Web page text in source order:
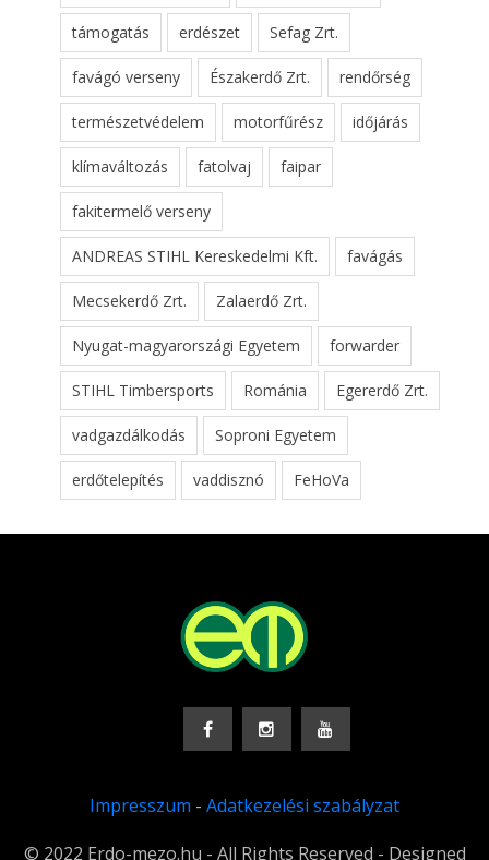
támogatás erdészet Sefag Zrt.
favágó verseny Északerdő Zrt. rendőrség
természetvédelem motorfűrész időjárás
klímaváltozás fatolvaj faipar
fakitermelő verseny
ANDREAS STIHL Kereskedelmi Kft. favágás
Mecsekerdő Zrt. Zalaerdő Zrt.
Nyugat-magyarországi Egyetem forwarder
STIHL Timbersports Románia Egererdő Zrt.
vadgazdálkodás Soproni Egyetem
erdőtelepítés vaddisznó FeHoVa
Impresszum - Adatkezelési szabályzat
© 2022 Erdo-mezo.hu - All Rights Reserved - Designed